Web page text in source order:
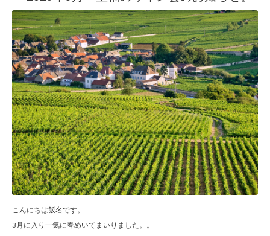
こんにちは飯名です。
3月に入り一気に春めいてまいりました。。